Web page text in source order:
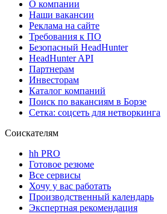
О компании
Наши вакансии
Реклама на сайте
Требования к ПО
Безопасный HeadHunter
HeadHunter API
Партнерам
Инвесторам
Каталог компаний
Поиск по вакансиям в Борзе
Сетка: соцсеть для нетворкинга
Соискателям
hh PRO
Готовое резюме
Все сервисы
Хочу у вас работать
Производственный календарь
Экспертная рекомендация